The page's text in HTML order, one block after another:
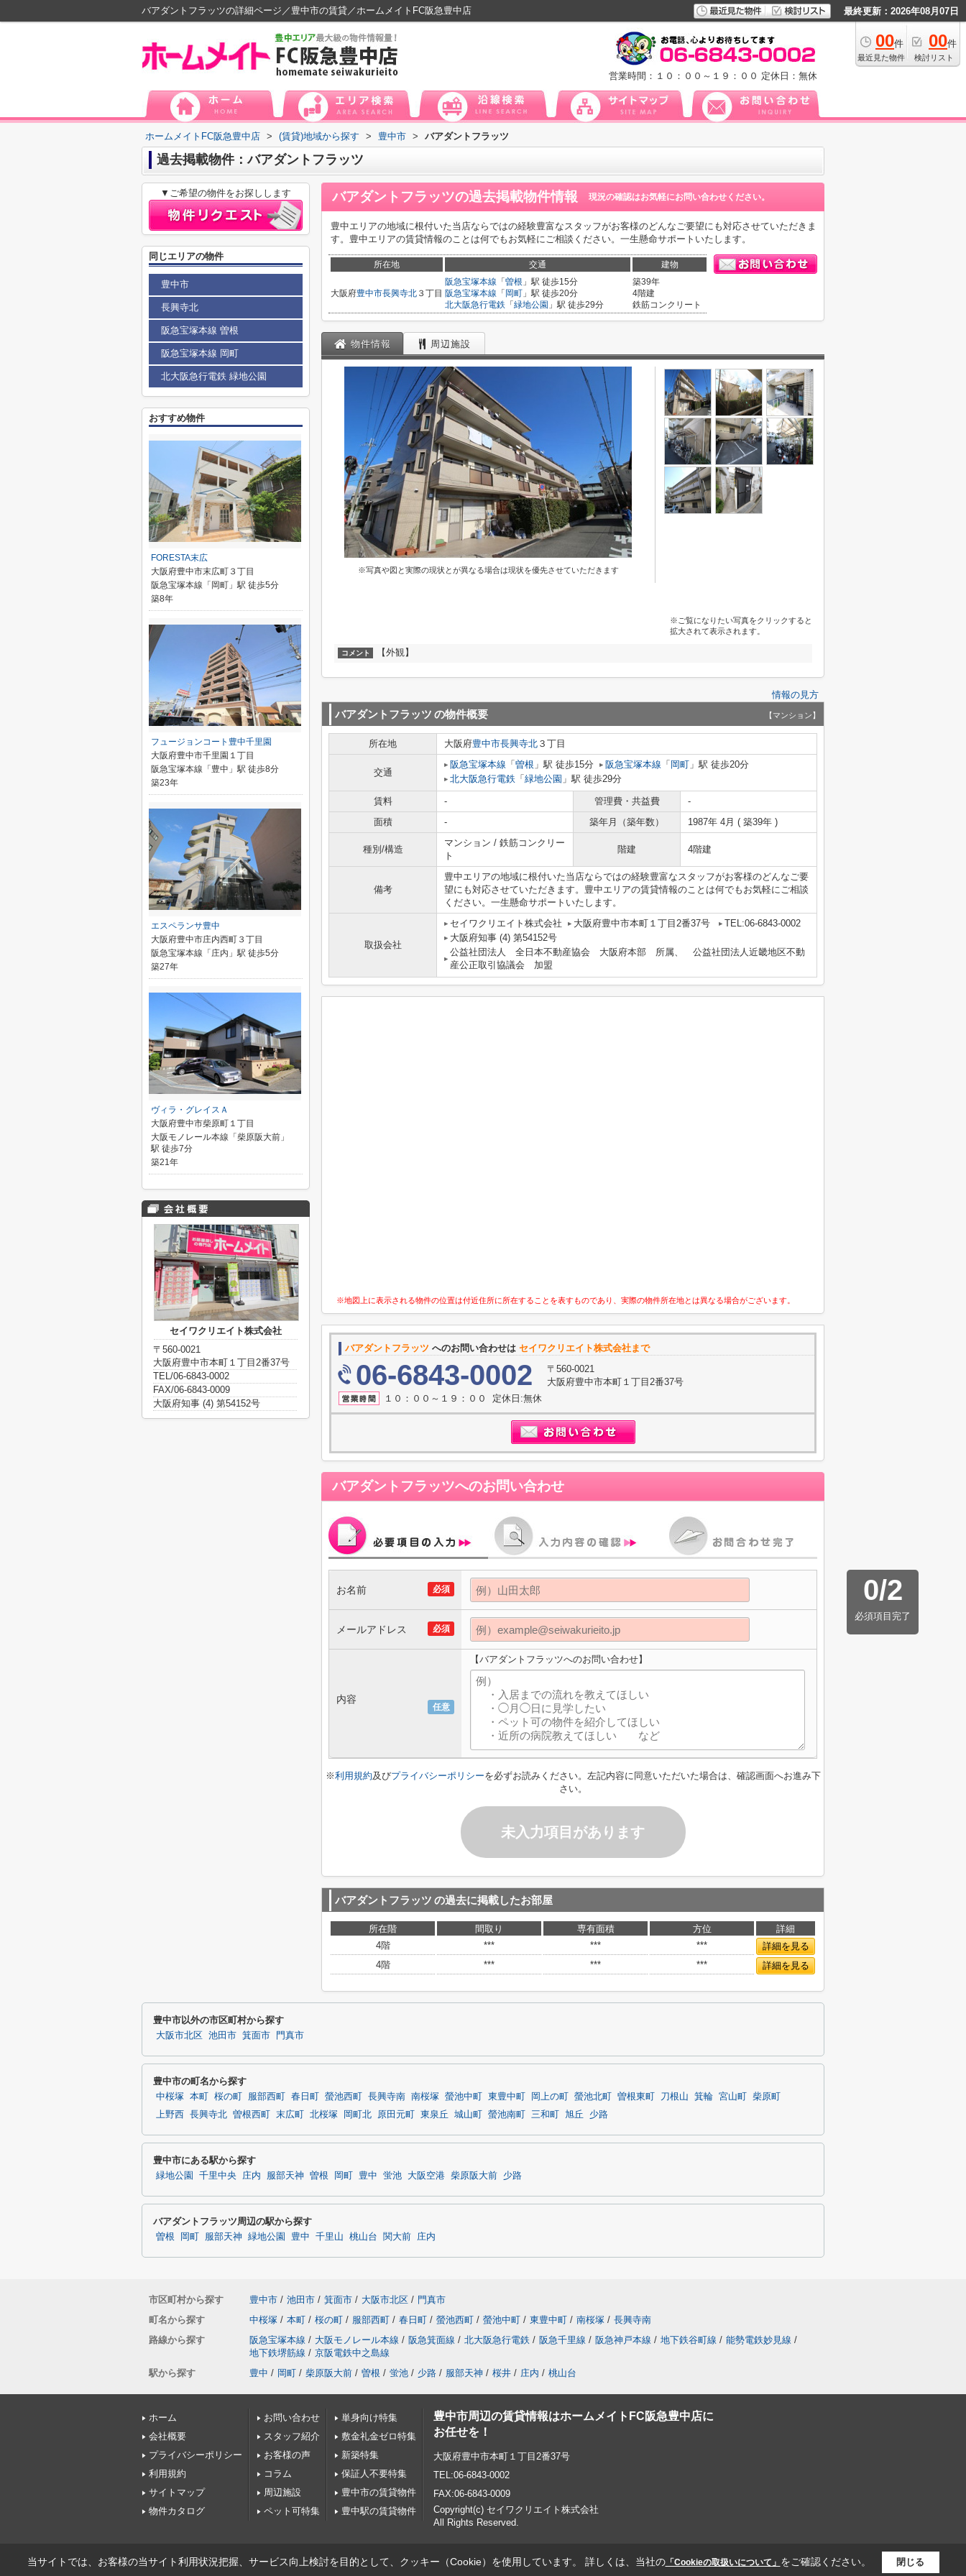
バアダントフラッツの詳細ページ／豊中市の賃貸／ホームメイトFC阪急豊中店 最終更新：2026年08月07日
00件
最近見た物件
00件
検討リスト
営業時間：１０：００～１９：００ 定休日：無休
ホームメイトFC阪急豊中店 > (賃貸)地域から探す > 豊中市 > バアダントフラッツ
過去掲載物件：バアダントフラッツ
バアダントフラッツの過去掲載物件情報 現況の確認はお気軽にお問い合わせください。
豊中エリアの地域に根付いた当店ならではの経験豊富なスタッフがお客様のどんなご要望にも対応させていただきま
す。豊中エリアの賃貸情報のことは何でもお気軽にご相談ください。一生懸命サポートいたします。
所在地 交通 建物
大阪府豊中市長興寺北 ３丁目
阪急宝塚本線 「 曽根 」駅 徒歩15分
阪急宝塚本線 「 岡町 」駅 徒歩20分
北大阪急行電鉄 「 緑地公園 」駅 徒歩29分
築39年
4階建
鉄筋コンクリート
物件情報 周辺施設
※写真や図と実際の現状とが異なる場合は現状を優先させていただきます
※ご覧になりたい写真をクリックすると
拡大されて表示されます。
コメント 【外観】
情報の見方
バアダントフラッツ の物件概要 【マンション】
所在地 大阪府豊中市長興寺北 ３丁目
交通
阪急宝塚本線 「 曽根 」駅 徒歩15分 阪急宝塚本線 「 岡町 」駅 徒歩20分
北大阪急行電鉄 「 緑地公園 」駅 徒歩29分
賃料 - 管理費・共益費
-
面積
- 築年月（築年数） 1987年 4月 ( 築39年 )
種別/構造
マンション / 鉄筋コンクリー
ト
階建 4階建
備考
豊中エリアの地域に根付いた当店ならではの経験豊富なスタッフがお客様のどんなご要
望にも対応させていただきます。豊中エリアの賃貸情報のことは何でもお気軽にご相談
ください。一生懸命サポートいたします。
取扱会社
セイワクリエイト株式会社 大阪府豊中市本町１丁目2番37号
TEL:06-6843-0002
大阪府知事 (4) 第54152号
公益社団法人 全日本不動産協会 大阪府本部 所属、 公益社団法人近畿地区不動
産公正取引協議会 加盟
※地図上に表示される物件の位置は付近住所に所在することを表すものであり、実際の物件所在地とは異なる場合がございます。
バアダントフラッツ へのお問い合わせは セイワクリエイト株式会社まで
06-6843-0002
〒560-0021
大阪府豊中市本町１丁目2番37号
１０：００～１９：００ 定休日:無休
バアダントフラッツへのお問い合わせ
0/2
必須項目完了
必須
お名前
必須
メールアドレス
任意
内容
【バアダントフラッツへのお問い合わせ】
※利用規約及びプライバシーポリシーを必ずお読みください。左記内容に同意いただいた場合は、確認画面へお進み下
さい。
未入力項目があります
バアダントフラッツ の過去に掲載したお部屋
所在階 間取り 専有面積 方位
詳細
4階
*** *** ***
詳細を見る
4階
*** *** *** 詳細を見る
▼ご希望の物件をお探しします
同じエリアの物件
豊中市
長興寺北
阪急宝塚本線 曽根
阪急宝塚本線 岡町
北大阪急行電鉄 緑地公園
おすすめ物件
FORESTA末広
大阪府豊中市末広町３丁目
阪急宝塚本線「岡町」駅 徒歩5分
築8年
フュージョンコート豊中千里園
大阪府豊中市千里園１丁目
阪急宝塚本線「豊中」駅 徒歩8分
築23年
エスペランサ豊中
大阪府豊中市庄内西町３丁目
阪急宝塚本線「庄内」駅 徒歩5分
築27年
ヴィラ・グレイスＡ
大阪府豊中市柴原町１丁目
大阪モノレール本線「柴原阪大前」
駅 徒歩7分
築21年
セイワクリエイト株式会社
〒560-0021
大阪府豊中市本町１丁目2番37号
TEL/06-6843-0002
FAX/06-6843-0009
大阪府知事 (4) 第54152号
豊中市以外の市区町村から探す
大阪市北区 池田市 箕面市 門真市
豊中市の町名から探す
中桜塚 本町 桜の町 服部西町 春日町 螢池西町 長興寺南 南桜塚 螢池中町 東豊中町 岡上の町 螢池北町 曽根東町 刀根山 箕輪 宮山町
柴原町
上野西
長興寺北 曽根西町 末広町 北桜塚 岡町北 原田元町 東泉丘 城山町 螢池南町 三和町 旭丘 少路
豊中市にある駅から探す
緑地公園 千里中央 庄内 服部天神 曽根 岡町 豊中 蛍池 大阪空港 柴原阪大前 少路
バアダントフラッツ周辺の駅から探す
曽根 岡町 服部天神 緑地公園 豊中 千里山 桃山台 関大前 庄内
市区町村から探す 豊中市 / 池田市 / 箕面市 / 大阪市北区 / 門真市
町名から探す
中桜塚 / 本町 / 桜の町 / 服部西町 / 春日町 / 螢池西町 / 螢池中町 / 東豊中町 / 南桜塚 / 長興寺南
路線から探す
阪急宝塚本線 / 大阪モノレール本線 / 阪急箕面線 / 北大阪急行電鉄 / 阪急千里線 / 阪急神戸本線 / 地下鉄谷町線 / 能勢電鉄妙見線 /
地下鉄堺筋線 / 京阪電鉄中之島線
駅から探す
豊中 / 岡町 / 柴原阪大前 / 曽根 / 蛍池 / 少路 / 服部天神 / 桜井 / 庄内 / 桃山台
ホーム
会社概要
プライバシーポリシー
利用規約
サイトマップ
物件カタログ
お問い合わせ
スタッフ紹介
お客様の声
コラム
周辺施設
ペット可特集
単身向け特集
敷金礼金ゼロ特集
新築特集
保証人不要特集
豊中市の賃貸物件
豊中駅の賃貸物件
豊中市周辺の賃貸情報はホームメイトFC阪急豊中店に
お任せを！
大阪府豊中市本町１丁目2番37号
TEL:06-6843-0002
FAX:06-6843-0009
Copyright(c) セイワクリエイト株式会社
All Rights Reserved.
当サイトでは、お客様の当サイト利用状況把握、サービス向上検討を目的として、クッキー（Cookie）を使用しています。 詳しくは、当社の「Cookieの取扱いについて」 をご確認ください。 閉じる